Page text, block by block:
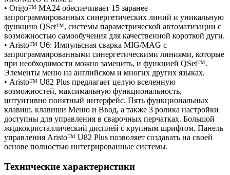
• Origo™ MA24 обеспечивает 15 заранее
запрограммированных синергетических линий и уникальную
функцию QSet™, системы параметрической автоматизации с
возможностью самообучения для качественной короткой дуги.
• Aristo™ U6: Импульсная сварка MIG/MAG с
запрограммированными синергетическими линиями, которые
при необходимости можно заменить, и функцией QSet™.
Элементы меню на английском и многих других языках.
• Aristo™ U82 Plus предлагает целую вселенную
возможностей, максимальную функциональность,
интуитивно понятный интерфейс. Пять функциональных
клавиш, клавиши Меню и Ввод, а также 3 ролика настройки
доступны для управления в сварочных перчатках. Большой
жидкокристаллический дисплей с крупным шрифтом. Панель
управления Aristo™ U82 Plus позволяет создавать на своей
основе полностью интегрированные системы.
Технические характеристики